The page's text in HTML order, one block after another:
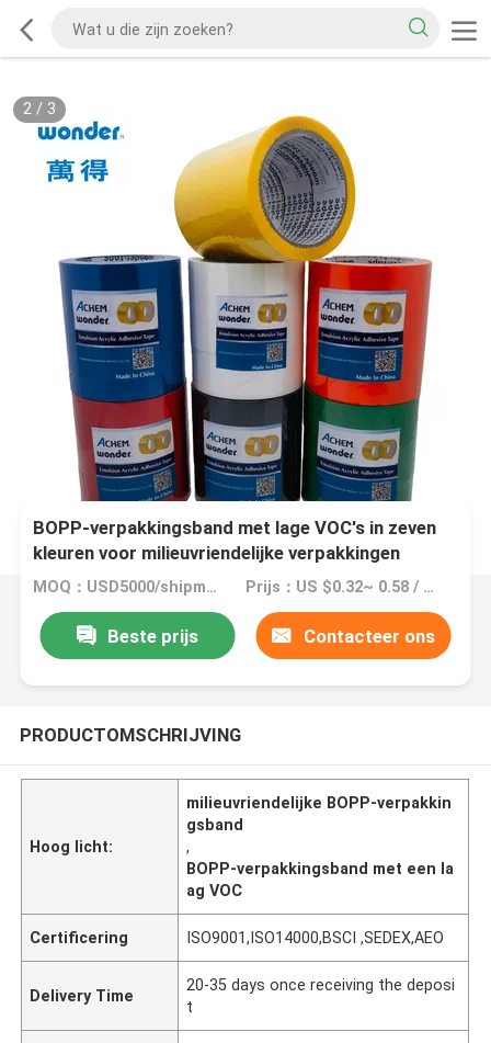
2/ 3
BOPP-verpakkingsband met lage VOC's in zeven
kleuren voor milieuvriendelijke verpakkingen
MOQ：USD5000/shipment Prijs：US $0.32~ 0.58 / Roll
Beste prijs Contacteer ons
PRODUCTOMSCHRIJVING
Hoog licht:
milieuvriendelijke BOPP-verpakkin
gsband
,
BOPP-verpakkingsband met een la
ag VOC
Certificering ISO9001,ISO14000,BSCI ,SEDEX,AEO
Delivery Time
20-35 days once receiving the deposi
t